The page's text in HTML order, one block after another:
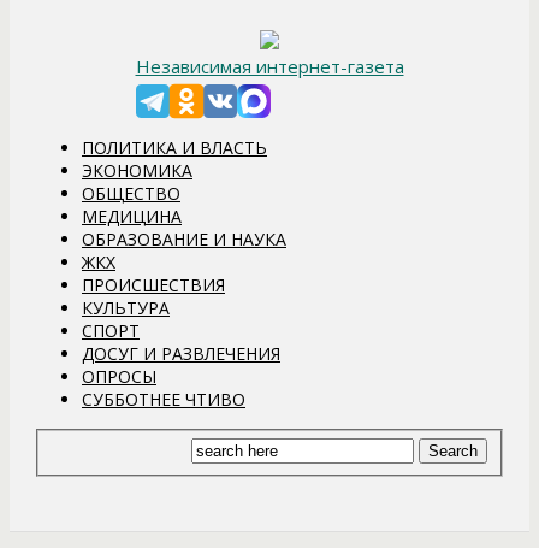
Независимая интернет-газета
ПОЛИТИКА И ВЛАСТЬ
ЭКОНОМИКА
ОБЩЕСТВО
МЕДИЦИНА
ОБРАЗОВАНИЕ И НАУКА
ЖКХ
ПРОИСШЕСТВИЯ
КУЛЬТУРА
СПОРТ
ДОСУГ И РАЗВЛЕЧЕНИЯ
ОПРОСЫ
СУББОТНЕЕ ЧТИВО